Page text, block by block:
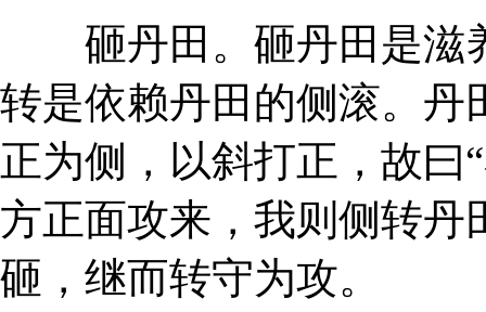
砸丹田。砸丹田是滋
转是依赖丹田的侧滚。丹
正为侧，以斜打正，故曰
方正面攻来，我则侧转丹
砸，继而转守为攻。